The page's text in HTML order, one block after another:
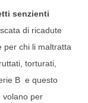
senzienti
di ricadute
per chi li maltratta
torturati,
B e questo
volano per